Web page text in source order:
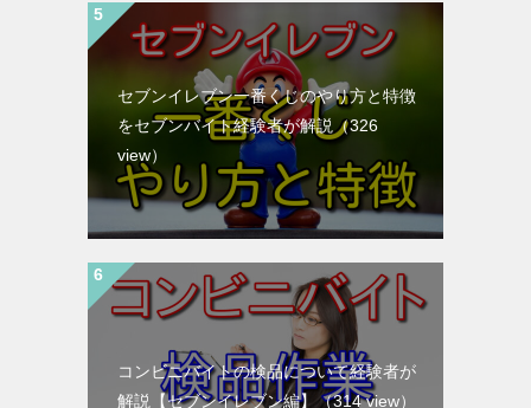
セブンイレブン一番くじのやり方と特徴
をセブンバイト経験者が解説（326
view）
コンビニバイトの検品について経験者が
解説【セブンイレブン編】
（314 view）